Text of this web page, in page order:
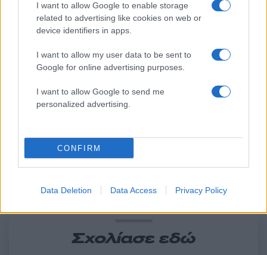
I want to allow Google to enable storage
related to advertising like cookies on web or
device identifiers in apps.
I want to allow my user data to be sent to
Google for online advertising purposes.
I want to allow Google to send me
personalized advertising.
CONFIRM
Data Deletion Data Access Privacy Policy
Σχόλια
Σχολίασε εδώ
σήμερα η 46χρονη που
έφτασε από τη Βρετανία –
Η μεταγωγή στην Ελλάδα
δήμαρχος, ο
ο ιδιοκτήτης του